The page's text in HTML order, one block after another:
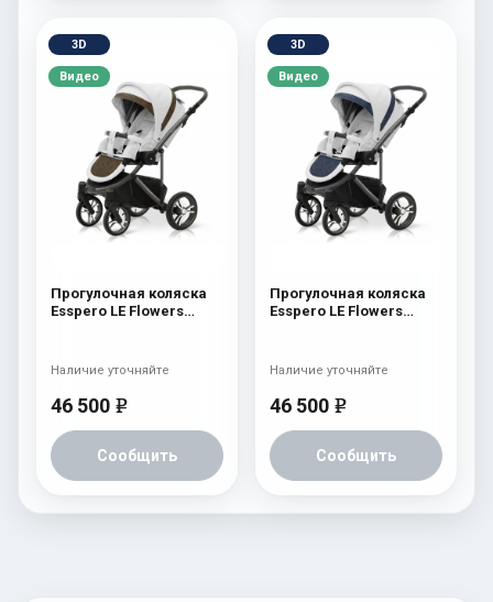
3D
Видео
Прогулочная коляска
Esspero LE Flowers
46 500 e
Сообщить
Наличие уточняйте
3D
Видео
Прогулочная коляска
Esspero LE Flowers
46 500 e
Сообщить
Наличие уточняйте